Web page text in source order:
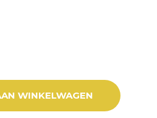
WINKELWAGEN